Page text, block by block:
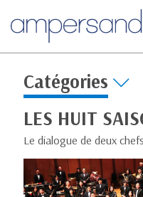
Catégories
LES HUIT
Le dialogue de deux